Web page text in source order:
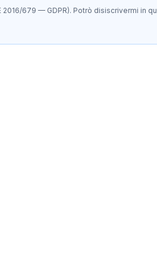
679 — GDPR). Potrò disiscrivermi in